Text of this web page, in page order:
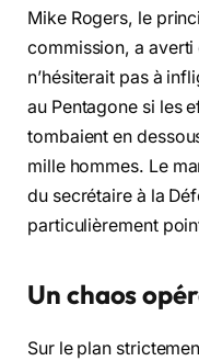
Mike Rogers, le
commission, a
n’hésiterait pas à
au Pentagone si les
tombaient en
mille hommes. Le
du secrétaire à la
particulièrement
Un chaos
Sur le plan